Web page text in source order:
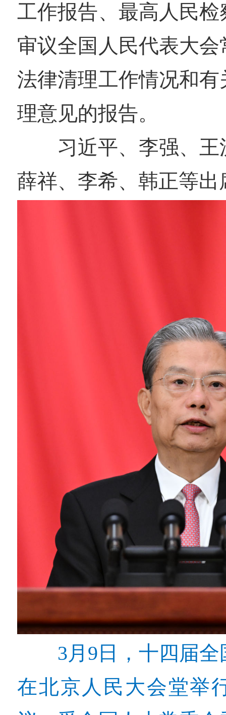
工作报告、最高人民
审议全国人民代表大
法律清理工作情况和
理意见的报告。
习近平、李强、
薛祥、李希、韩正等出
3月9日，十四届
在北京人民大会堂举